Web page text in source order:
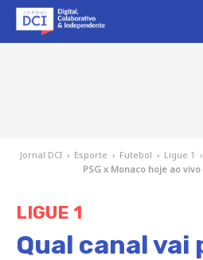
Jornal DCI › Esporte › Futebol › Ligue 1 ›
PSG x Monaco hoje ao
LIGUE 1
Qual canal vai